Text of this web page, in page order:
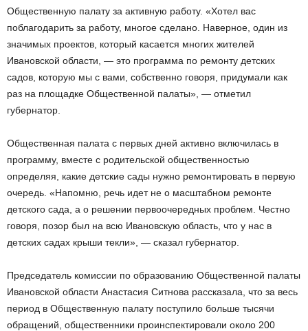
Общественную палату за активную работу. «Хотел вас
поблагодарить за работу, многое сделано. Наверное, один из
значимых проектов, который касается многих жителей
Ивановской области, — это программа по ремонту детских
садов, которую мы с вами, собственно говоря, придумали как
раз на площадке Общественной палаты», — отметил
губернатор.
Общественная палата с первых дней активно включилась в
программу, вместе с родительской общественностью
определяя, какие детские сады нужно ремонтировать в первую
очередь. «Напомню, речь идет не о масштабном ремонте
детского сада, а о решении первоочередных проблем. Честно
говоря, позор был на всю Ивановскую область, что у нас в
детских садах крыши текли», — сказал губернатор.
Председатель комиссии по образованию Общественной палаты
Ивановской области Анастасия Ситнова рассказала, что за весь
период в Общественную палату поступило больше тысячи
обращений, общественники проинспектировали около 200